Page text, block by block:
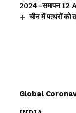
2024 -समापन 12
चीन में पत्थरों को
Global